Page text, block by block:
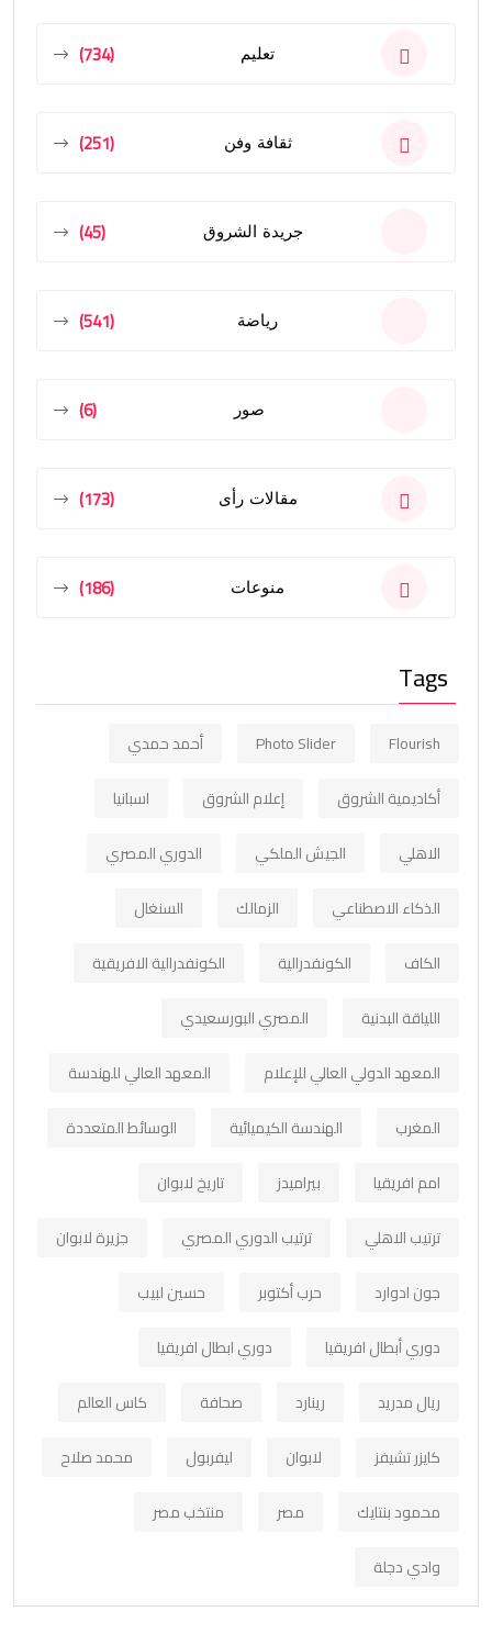
تعليم (734)
ثقافة وفن (251)
جريدة الشروق (45)
رياضة (541)
صور (6)
مقالات رأى (173)
منوعات (186)
Tags
Flourish
Photo Slider
أحمد حمدي
أكاديمية الشروق
إعلام الشروق
اسبانيا
الاهلي
الجيش الملكي
الدوري المصري
الذكاء الاصطناعي
الزمالك
السنغال
الكاف
الكونفدرالية
الكونفدرالية الافريقية
اللياقة البدنية
المصري البورسعيدي
المعهد الدولي العالي للإعلام
المعهد العالي للهندسة
المغرب
الهندسة الكيميائية
الوسائط المتعددة
امم افريقيا
بيراميدز
تاريخ لابوان
ترتيب الاهلي
ترتيب الدوري المصري
جزيرة لابوان
جون ادوارد
حرب أكتوبر
حسين لبيب
دوري أبطال افريقيا
دوري ابطال افريقيا
ريال مدريد
رينارد صحافة
كاس العالم
كايزر تشيفز
لابوان ليفربول
محمد صلاح
محمود بنتايك
مصر
منتخب مصر
وادي دجلة